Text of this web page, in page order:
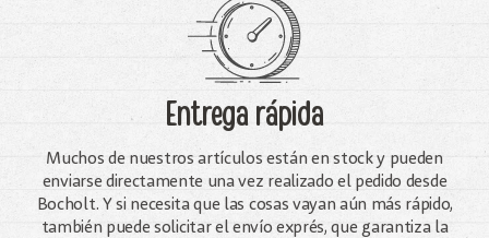
Entrega rápida
Muchos de nuestros artículos están en stock y pueden
enviarse directamente una vez realizado el pedido desde
Bocholt. Y si necesita que las cosas vayan aún más rápido,
también puede solicitar el envío exprés, que garantiza la